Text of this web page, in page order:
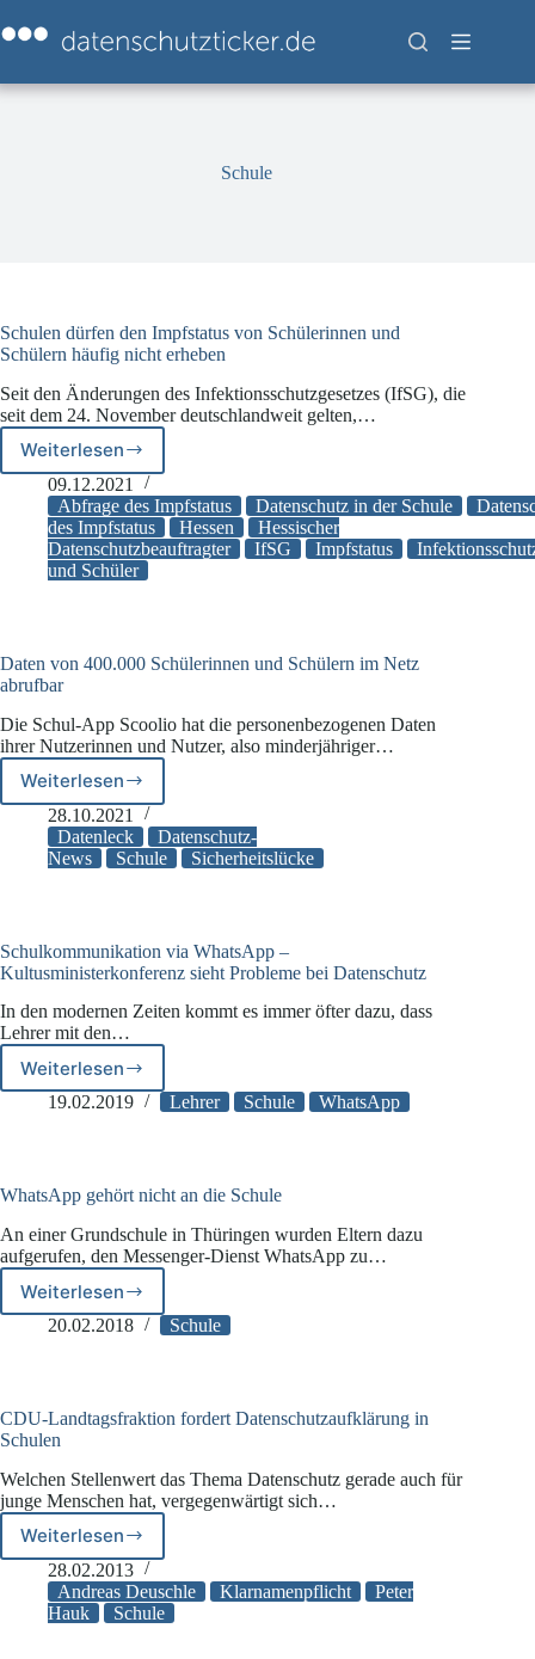
Inhalt
springen
Schule
Schulen dürfen den Impfstatus von Schülerinnen und
Schülern häufig nicht erheben
Seit den Änderungen des Infektionsschutzgesetzes (IfSG), die
seit dem 24. November deutschlandweit gelten,…
Weiterlesen
Schulen
dürfen
den
Impfstatus
von
Schülerinnen
nicht
09.12.2021
Abfrage des Impfstatus
Datenschutz in der Schule
des Impfstatus
Hessen
Hessischer
Datenschutzbeauftragter
IfSG Impfstatus
und Schüler
Daten von 400.000 Schülerinnen und Schülern im Netz
abrufbar
Die Schul-App Scoolio hat die personenbezogenen Daten
ihrer Nutzerinnen und Nutzer, also minderjähriger…
Weiterlesen
Daten
von
400.000
Schülerinnen
Netz
abrufbar
28.10.2021
Datenleck
Datenschutz-
News
Schule Sicherheitslücke
Schulkommunikation via WhatsApp –
Kultusministerkonferenz sieht Probleme bei Datenschutz
In den modernen Zeiten kommt es immer öfter dazu, dass
Lehrer mit den…
WeiterlesenSchulkommunikation
via
sieht
bei
Datenschutz
19.02.2019 Lehrer Schule WhatsApp
WhatsApp gehört nicht an die Schule
An einer Grundschule in Thüringen wurden Eltern dazu
aufgerufen, den Messenger-Dienst WhatsApp zu…
Weiterlesen
WhatsApp
gehört
Schule
20.02.2018 Schule
CDU-Landtagsfraktion fordert Datenschutzaufklärung in
Schulen
Welchen Stellenwert das Thema Datenschutz gerade auch für
junge Menschen hat, vergegenwärtigt sich…
Weiterlesen
CDU-
Landtagsfraktion
fordert
Datenschutzaufklärung
28.02.2013
Andreas Deuschle
Klarnamenpflicht
Peter
Hauk
Schule